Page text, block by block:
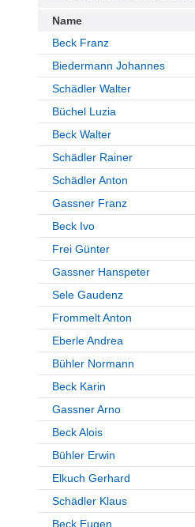
Name
Beck Franz
Biedermann Johannes
Schädler Walter
Büchel Luzia
Beck Walter
Schädler Rainer
Schädler Anton
Gassner Franz
Beck Ivo
Frei Günter
Gassner Hanspeter
Sele Gaudenz
Frommelt Anton
Eberle Andrea
Bühler Normann
Beck Karin
Gassner Arno
Beck Alois
Bühler Erwin
Elkuch Gerhard
Schädler Klaus
Beck Eugen